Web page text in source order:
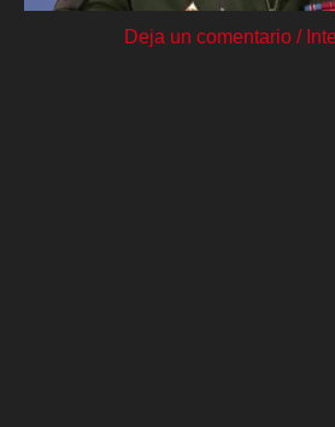
Deja un comentario /